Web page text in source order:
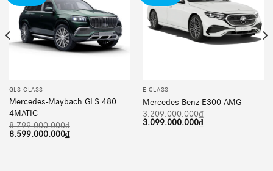
GLS-CLASS
Mercedes-Maybach GLS 480
4MATIC
8.799.000.000₫
Giá
8.599.000.000₫Giá
E-CLASS
Mercedes-Benz E300 AMG
3.209.000.000₫
Giá
3.099.000.000₫Giá